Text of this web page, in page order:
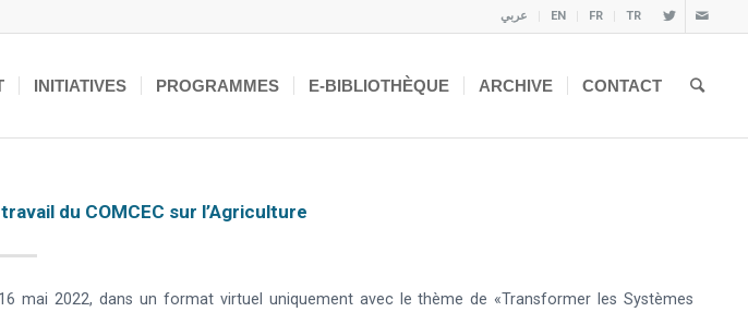
عربي EN FR TR
INITIATIVES PROGRAMMES E-BIBLIOTHÈQUE ARCHIVE CONTACT
du COMCEC sur l’Agriculture
mai 2022, dans un format virtuel uniquement avec le thème de «Transformer les Systèmes